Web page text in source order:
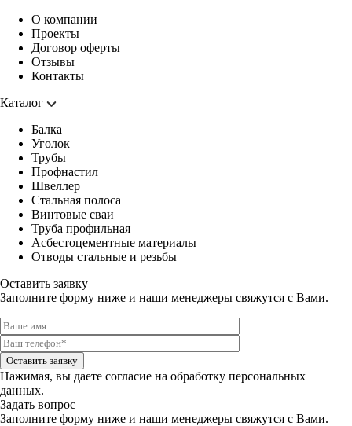
О компании
Проекты
Договор оферты
Отзывы
Контакты
Каталог
Балка
Уголок
Трубы
Профнастил
Швеллер
Стальная полоса
Винтовые сваи
Труба профильная
Асбестоцементные материалы
Отводы стальные и резьбы
Оставить заявку
Заполните форму ниже и наши менеджеры свяжутся с Вами.
Оставить заявку
Нажимая, вы даете согласие на обработку персональных
данных.
Задать вопрос
Заполните форму ниже и наши менеджеры свяжутся с Вами.